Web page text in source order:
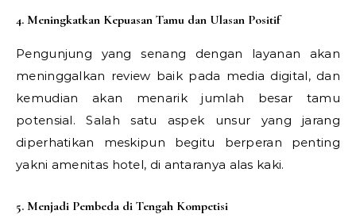
4. Meningkatkan Kepuasan Tamu dan Ulasan Positif
Pengunjung yang senang dengan layanan akan
meninggalkan review baik pada media digital, dan
kemudian akan menarik jumlah besar tamu
potensial. Salah satu aspek unsur yang jarang
diperhatikan meskipun begitu berperan penting
yakni amenitas hotel, di antaranya alas kaki.
5. Menjadi Pembeda di Tengah Kompetisi